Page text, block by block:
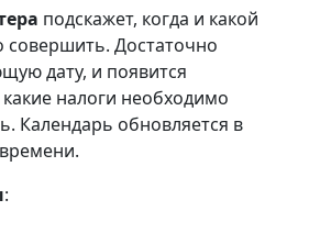
подскажет, когда и какой
Достаточно
дату, и появится
налоги необходимо
Календарь обновляется в
: